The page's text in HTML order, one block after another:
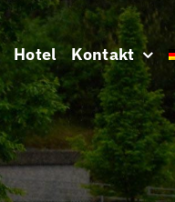
Hotel Kontakt